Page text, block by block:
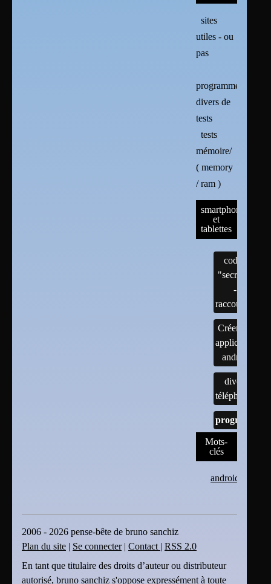
sites
utiles - ou
pas
programmes
divers de
tests
tests
mémoire/
( memory
/ ram )
smartphones
et
tablettes
codes
"secrets"
-
raccourcis
Créer une
application
android
divers
téléphones
programmes
Mots-
clés
android
2006 - 2026 pense-bête de bruno sanchiz
Plan du site | Se connecter| Contact | RSS 2.0
En tant que titulaire des droits d’auteur ou distributeur
autorisé, bruno sanchiz s'oppose expressément à toute